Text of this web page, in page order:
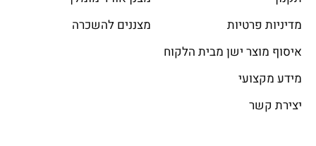
מדיניות פרטיות
איסוף מוצר ישן מבית הלקוח
מידע מקצועי
יצירת קשר
מצננים להשכרה